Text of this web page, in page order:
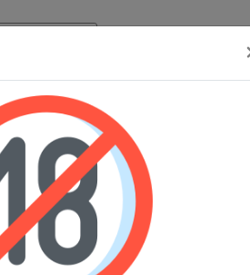
sito ( mangaworldadult.net );
sono condivisitra i due siti, quindi non
posso aiutarla?, Der Bankangestellte, Der
Banco, Le banquier, Le Guichetier, O
Bank Clerk, 超級銀行業務, 银行业务员